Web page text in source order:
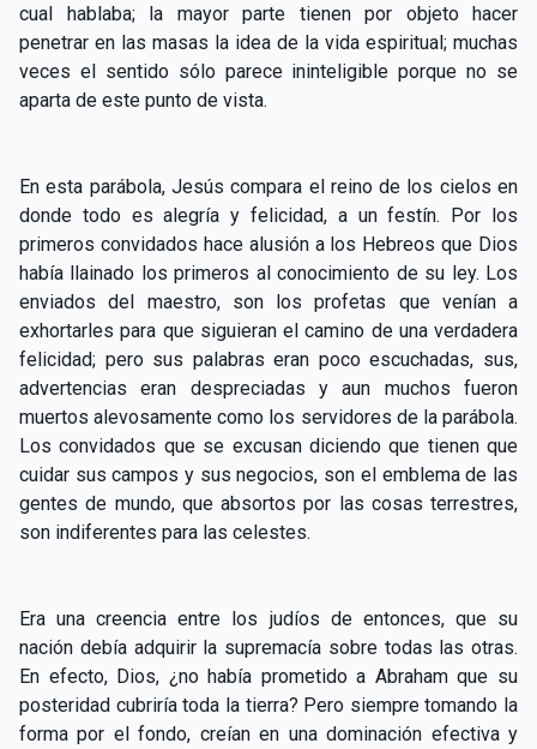
cual hablaba; la mayor parte tienen por objeto hacer
penetrar en las masas la idea de la vida espiritual; muchas
veces el sentido sólo parece ininteligible porque no se
aparta de este punto de vista.
En esta parábola, Jesús compara el reino de los cielos en
donde todo es alegría y felicidad, a un festín. Por los
primeros convidados hace alusión a los Hebreos que Dios
había llainado los primeros al conocimiento de su ley. Los
enviados del maestro, son los profetas que venían a
exhortarles para que siguieran el camino de una verdadera
felicidad; pero sus palabras eran poco escuchadas, sus,
advertencias eran despreciadas y aun muchos fueron
muertos alevosamente como los servidores de la parábola.
Los convidados que se excusan diciendo que tienen que
cuidar sus campos y sus negocios, son el emblema de las
gentes de mundo, que absortos por las cosas terrestres,
son indiferentes para las celestes.
Era una creencia entre los judíos de entonces, que su
nación debía adquirir la supremacía sobre todas las otras.
En efecto, Dios, ¿no había prometido a Abraham que su
posteridad cubriría toda la tierra? Pero siempre tomando la
forma por el fondo, creían en unadominación efectiva y